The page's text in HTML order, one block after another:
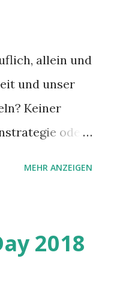
allein und
und unser
Keiner
oder
MEHR ANZEIGEN
2018